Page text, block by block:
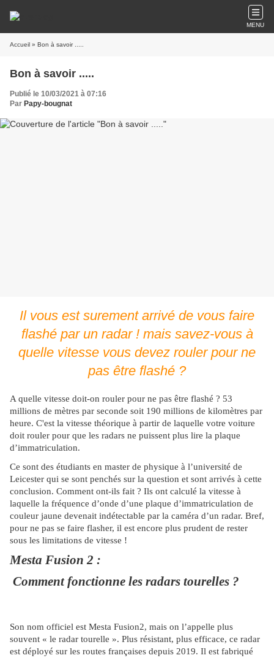
MENU
Accueil » Bon à savoir .....
Bon à savoir .....
Publié le 10/03/2021 à 07:16
Par Papy-bougnat
Il vous est surement arrivé de vous faire
flashé par un radar ! mais savez-vous à
quelle vitesse vous devez rouler pour ne
pas être flashé ?
A quelle vitesse doit-on rouler pour ne pas être flashé ? 53
millions de mètres par seconde soit 190 millions de kilomètres par
heure. C'est la vitesse théorique à partir de laquelle votre voiture
doit rouler pour que les radars ne puissent plus lire la plaque
d’immatriculation.
Ce sont des étudiants en master de physique à l’université de
Leicester qui se sont penchés sur la question et sont arrivés à cette
conclusion. Comment ont-ils fait ? Ils ont calculé la vitesse à
laquelle la fréquence d’onde d’une plaque d’immatriculation de
couleur jaune devenait indétectable par la caméra d’un radar. Bref,
pour ne pas se faire flasher, il est encore plus prudent de rester
sous les limitations de vitesse !
Mesta Fusion 2 :
Comment fonctionne les radars tourelles ?
Son nom officiel est Mesta Fusion­2, mais on l’appelle plus
souvent « le radar tourelle ». Plus résistant, plus efficace, ce radar
est déployé sur les routes françaises depuis 2019. Il est fabriqué